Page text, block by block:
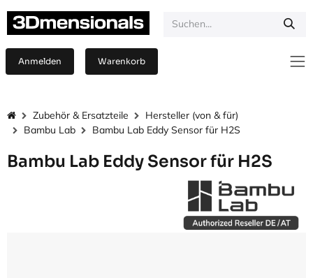
Anmelden Warenkorb
Zubehör & Ersatzteile
Hersteller (von & für)
Bambu Lab
Bambu Lab Eddy Sensor für H2S
Bambu Lab Eddy Sensor für H2S